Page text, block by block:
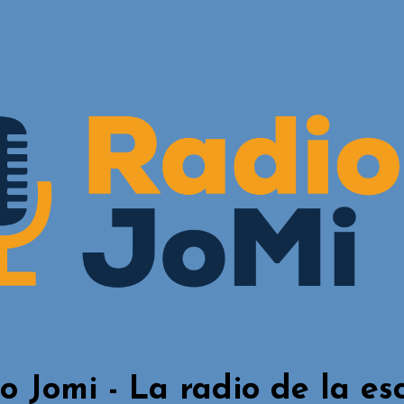
Jomi - La radio de la